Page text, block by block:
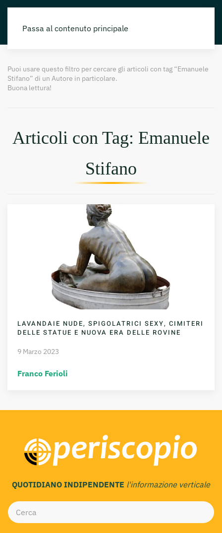
Passa al contenuto principale
Puoi usare questo filtro per cercare gli articoli con tag “Emanuele
Stifano” di un Autore in particolare.
Buona lettura!
Articoli con Tag: Emanuele
Stifano
LAVANDAIE NUDE, SPIGOLATRICI SEXY, CIMITERI
DELLE STATUE E NUOVA ERA DELLE ROVINE
9 Marzo 2023
Franco Ferioli
QUOTIDIANO INDIPENDENTE l'informazione verticale